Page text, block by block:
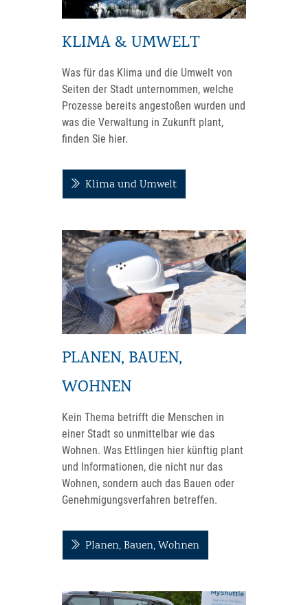
KLIMA & UMWELT
Was für das Klima und die Umwelt von
Seiten der Stadt unternommen, welche
Prozesse bereits angestoßen wurden und
was die Verwaltung in Zukunft plant,
finden Sie hier.
Klima und Umwelt
PLANEN, BAUEN,
WOHNEN
Kein Thema betrifft die Menschen in
einer Stadt so unmittelbar wie das
Wohnen. Was Ettlingen hier künftig plant
und Informationen, die nicht nur das
Wohnen, sondern auch das Bauen oder
Genehmigungsverfahren betreffen.
Planen, Bauen, Wohnen